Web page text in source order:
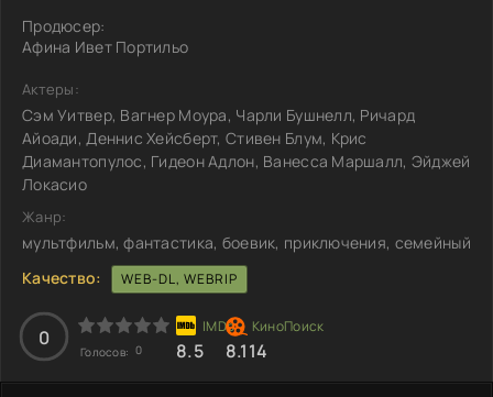
Продюсер:
Афина Ивет Портильо
Актеры:
Сэм Уитвер, Вагнер Моура, Чарли Бушнелл, Ричард
Айоади, Деннис Хейсберт, Стивен Блум, Крис
Диамантопулос, Гидеон Адлон, Ванесса Маршалл, Эйджей
Локасио
Жанр:
мультфильм, фантастика, боевик, приключения, семейный
Качество:
WEB-DL, WEBRIP
0
Голосов: 0 8.5 8.114